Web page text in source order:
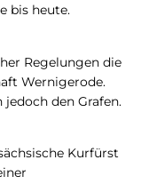
bis heute.
Regelungen die
Wernigerode.
den Grafen.
Kurfürst